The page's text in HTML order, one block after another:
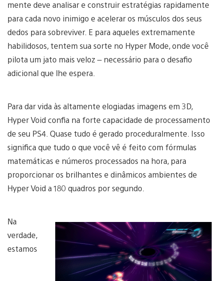
mente deve analisar e construir estratégias rapidamente
para cada novo inimigo e acelerar os músculos dos seus
dedos para sobreviver. E para aqueles extremamente
habilidosos, tentem sua sorte no Hyper Mode, onde você
pilota um jato mais veloz – necessário para o desafio
adicional que lhe espera.
Para dar vida às altamente elogiadas imagens em 3D,
Hyper Void confia na forte capacidade de processamento
de seu PS4. Quase tudo é gerado proceduralmente. Isso
significa que tudo o que você vê é feito com fórmulas
matemáticas e números processados na hora, para
proporcionar os brilhantes e dinâmicos ambientes de
Hyper Void a 180 quadros por segundo.
Na
verdade,
estamos